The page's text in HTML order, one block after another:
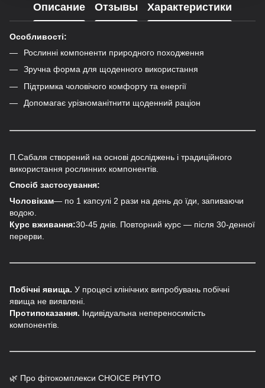
Описание Отзывы Характеристики
Особливості:
Рослинні компоненти природного походження
Зручна форма для щоденного використання
Підтримка чоловічого комфорту та енергії
Допомагає урізноманітнити щоденний раціон
П.Сабаля створений на основі досліджень і традиційного
використання рослинних компонентів.
Спосіб застосування:
Чоловікам— по 1 капсулі 2 рази на день до їди, запиваючи
водою.
Курс вживання:30-45 днів. Повторний курс — після 30-денної
перерви.
Побічні явища. У процесі клінічних випробувань побічні
явища не виявлені.
Протипоказання. Індивідуальна непереносимість
компонентів.
🌿 Про фітокомплекси CHOICE PHYTO